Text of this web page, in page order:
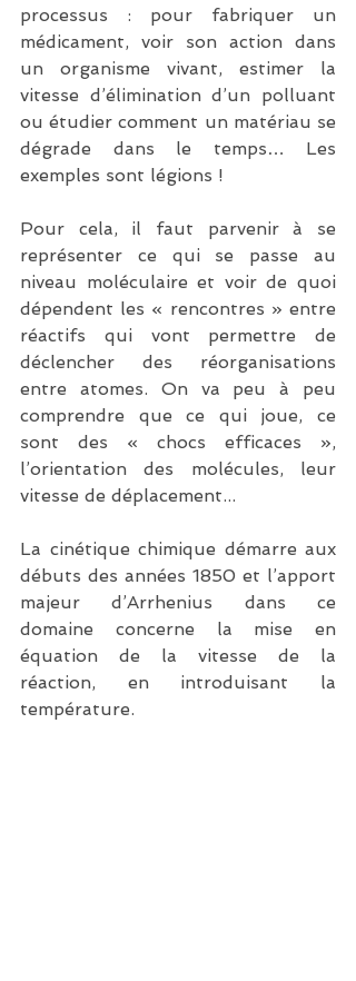
processus : pour fabriquer un
médicament, voir son action dans
un organisme vivant, estimer la
vitesse d’élimination d’un polluant
ou étudier comment un matériau se
dégrade dans le temps… Les
exemples sont légions !
Pour cela, il faut parvenir à se
représenter ce qui se passe au
niveau moléculaire et voir de quoi
dépendent les « rencontres » entre
réactifs qui vont permettre de
déclencher des réorganisations
entre atomes. On va peu à peu
comprendre que ce qui joue, ce
sont des « chocs efficaces »,
l’orientation des molécules, leur
vitesse de déplacement...
La cinétique chimique démarre aux
débuts des années 1850 et l’apport
majeur d’Arrhenius dans ce
domaine concerne la mise en
équation de la vitesse de la
réaction, en introduisant la
température.